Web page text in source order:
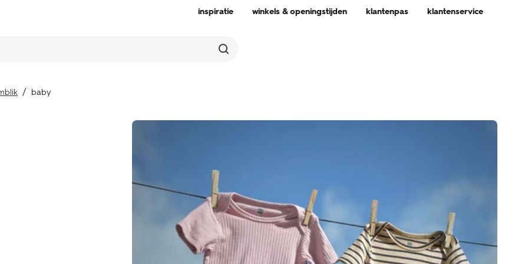
inspiratie winkels & openingstijden klantenpas klantenservice
baby